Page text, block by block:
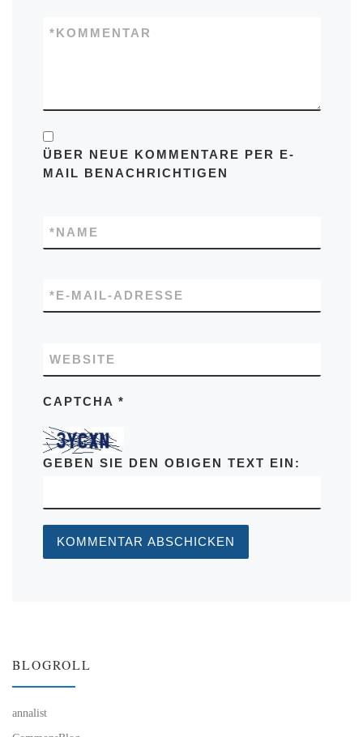
KOMMENTAR
*
ÜBER NEUE KOMMENTARE PER E-
MAIL BENACHRICHTIGEN
NAME
*
E-MAIL-ADRESSE
*
WEBSITE
CAPTCHA *
GEBEN SIE DEN OBIGEN TEXT EIN:
BLOGROLL
annalist